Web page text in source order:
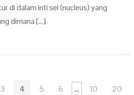
di dalam inti sel (nucleus) yang
dimana […]
3 4 5 6 ... 10
20